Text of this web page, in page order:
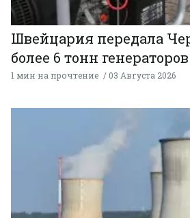
Швейцария передала
более 6 тонн генераторов
1 мин на прочтение 03 Августа 2026